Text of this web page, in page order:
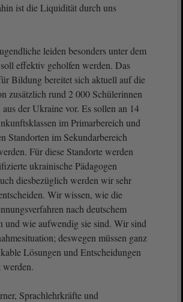
ist die Liquidität durch uns
leiden besonders unter dem
effektiv geholfen werden. Das
Bildung bereitet sich aktuell auf die
zusätzlich rund 2 000 Schülerinnen
der Ukraine vor. Es sollen an 14
im Primarbereich und
Standorten im Sekundarbereich
Für diese Standorte werden
ukrainische Pädagogen
diesbezüglich werden wir sehr
Wir wissen, wie die
nach deutschem
und wie aufwendig sie sind. Wir sind
deswegen müssen ganz
Lösungen und Entscheidungen
werden.
Sprachlehrkräfte und